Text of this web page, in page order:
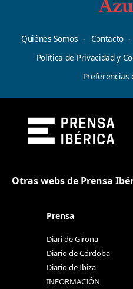
Quiénes Somos Contacto
Política de Privacidad y
Preferencias
Otras webs de Prensa
Prensa
Diari de Girona
Diario de Córdoba
Diario de Ibiza
INFORMACIÓN